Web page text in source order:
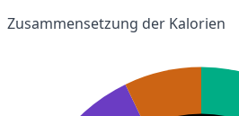
Zusammensetzung der Kalorien